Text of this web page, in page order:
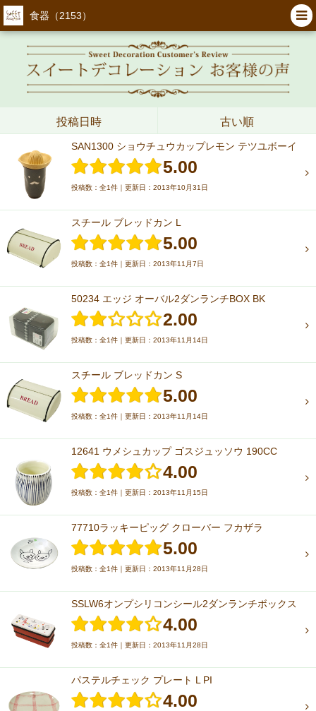
食器（2153）
投稿日時 古い順
SAN1300 ショウチュウカップレモン テツユボーイ
5.00
投稿数：全1件｜更新日：2013年10月31日
スチール ブレッドカン L
5.00
投稿数：全1件｜更新日：2013年11月7日
50234 エッジ オーバル2ダンランチBOX BK
2.00
投稿数：全1件｜更新日：2013年11月14日
スチール ブレッドカン S
5.00
投稿数：全1件｜更新日：2013年11月14日
12641 ウメシュカップ ゴスジュッソウ 190CC
4.00
投稿数：全1件｜更新日：2013年11月15日
77710ラッキーピッグ クローバー フカザラ
5.00
投稿数：全1件｜更新日：2013年11月28日
SSLW6オンプシリコンシール2ダンランチボックス
4.00
投稿数：全1件｜更新日：2013年11月28日
パステルチェック プレート L PI
4.00